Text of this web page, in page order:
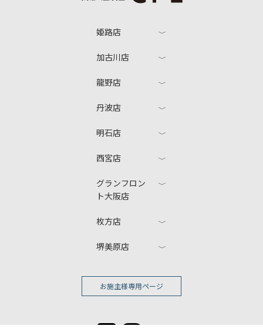
姫路店
加古川店
龍野店
丹波店
明石店
西宮店
グランフロン
ト大阪店
枚方店
堺美原店
お施主様専用ページ